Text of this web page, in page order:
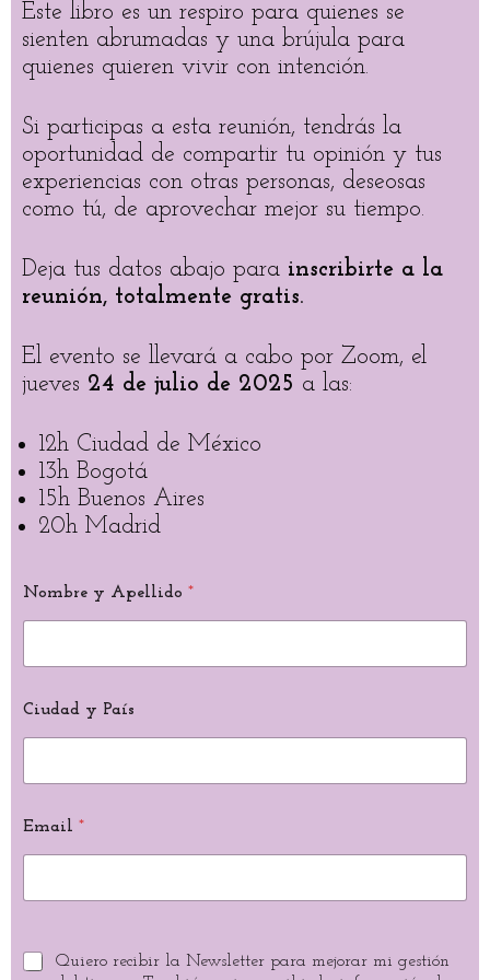
Este libro es un respiro para quienes se
sienten abrumadas y una brújula para
quienes quieren vivir con intención.
Si participas a esta reunión, tendrás la
oportunidad de compartir tu opinión y tus
experiencias con otras personas, deseosas
como tú, de aprovechar mejor su tiempo.
Deja tus datos abajo para inscribirte a la
reunión, totalmente gratis.
El evento se llevará a cabo por Zoom, el
jueves 24 de julio de 2025 a las:
12h Ciudad de México
13h Bogotá
15h Buenos Aires
20h Madrid
Nombre y Apellido *
Ciudad y País
Email *
Quiero recibir la Newsletter para mejorar mi gestión